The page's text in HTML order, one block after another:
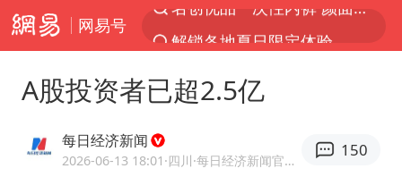
网易号
网约车司机充电时猝死保险拒赔
A股投资者已超2.5亿
每日经济新闻
2026-06-13 18:01 ·四川 ·每日经济新闻官方网易号
150